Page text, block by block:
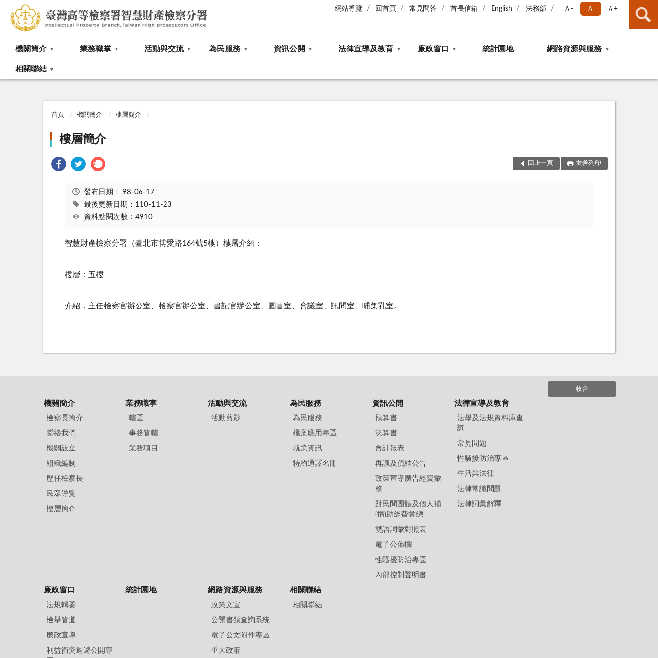
網站導覽 回首頁 常見問答 首長信箱 English 法務部 Ａ- Ａ Ａ+
機關簡介 業務職掌 活動與交流 為民服務 資訊公開 法律宣導及教育 廉政窗口 統計園地 網路資源與服務
相關聯結
首頁 機關簡介 樓層簡介
樓層簡介
回上一頁 友善列印
發布日期： 98-06-17
最後更新日期：110-11-23
資料點閱次數：4910
智慧財產檢察分署（臺北市博愛路164號5樓）樓層介紹：
樓層：五樓
介紹：主任檢察官辦公室、檢察官辦公室、書記官辦公室、圖書室、會議室、訊問室、哺集乳室。
收合
機關簡介
檢察長簡介
聯絡我們
機關設立
組織編制
歷任檢察長
民眾導覽
樓層簡介
業務職掌
轄區
事務管轄
業務項目
活動與交流
活動剪影
為民服務
為民服務
檔案應用專區
就業資訊
特約通譯名冊
資訊公開
預算書
決算書
會計報表
再議及偵結公告
政策宣導廣告經費彙
整
對民間團體及個人補
(捐)助經費彙總
雙語詞彙對照表
電子公佈欄
性騷擾防治專區
內部控制聲明書
法律宣導及教育
法學及法規資料庫查
詢
常見問題
性騷擾防治專區
生活與法律
法律常識問題
法律詞彙解釋
廉政窗口
法規輯要
檢舉管道
廉政宣導
利益衝突迴避公開專
統計園地 網路資源與服務
政策文宣
公開書類查詢系統
電子公文附件專區
重大政策
相關聯結
相關聯結